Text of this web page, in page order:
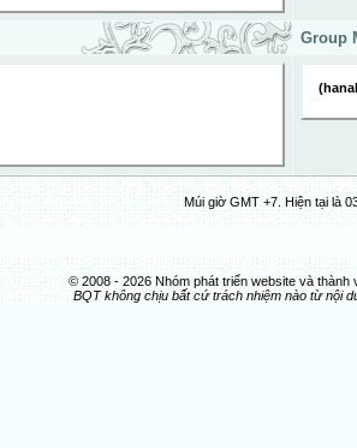
Group
Múi giờ GMT +7. Hiện tại là
© 2008 - 2026 Nhóm phát triển website và thành
BQT không chịu bất cứ trách nhiệm nào từ nội